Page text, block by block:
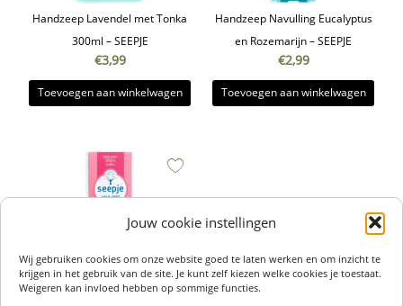
Jouw cookie instellingen
Wij gebruiken cookies om onze website goed te laten werken en om inzicht te
krijgen in het gebruik van de site. Je kunt zelf kiezen welke cookies je toestaat.
Weigeren kan invloed hebben op sommige functies.
Handzeep Lavendel met Tonka
300ml – SEEPJE
€3,99
Toevoegen aan winkelwagen
Handzeep Navulling Eucalyptus
en Rozemarijn – SEEPJE
€2,99
Toevoegen aan winkelwagen